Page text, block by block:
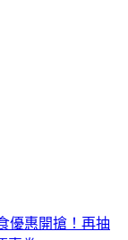
優惠開搶！再抽